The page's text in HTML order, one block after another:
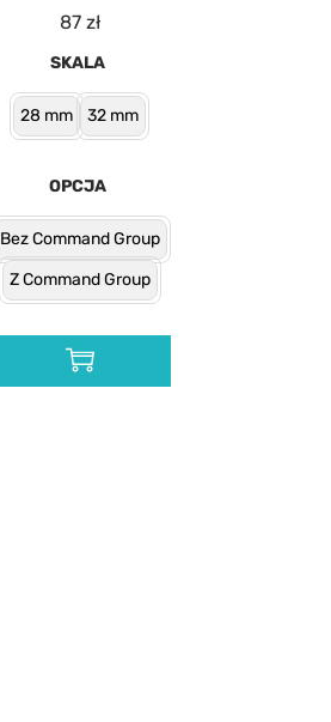
87 zł
SKALA
28 mm 32 mm
OPCJA
Bez Command Group
Z Command Group